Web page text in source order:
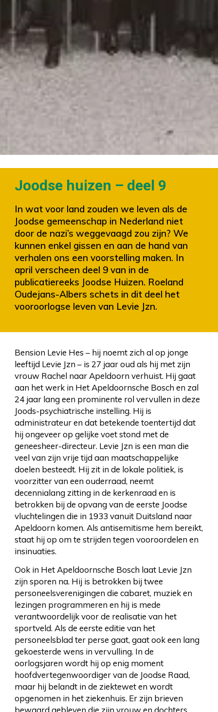
Joodse huizen – deel 9
In wat voor land zouden we leven als de
Joodse gemeenschap in Nederland niet
door de nazi’s weggevaagd zou zijn? We
kunnen enkel gissen en aan de hand van
verhalen ons een voorstelling maken. In
april verscheen deel 9 van in de
publicatiereeks Joodse Huizen. Roeland
Oudejans-Albers schets in dit deel het
vooroorlogse leven van Levie Jzn.
Bension Levie Hes – hij noemt zich al op jonge
leeftijd Levie Jzn – is 27 jaar oud als hij met zijn
vrouw Rachel naar Apeldoorn verhuist. Hij gaat
aan het werk in Het Apeldoornsche Bosch en zal
24 jaar lang een prominente rol vervullen in deze
Joods-psychiatrische instelling. Hij is
administrateur en dat betekende toentertijd dat
hij ongeveer op gelijke voet stond met de
geneesheer-directeur. Levie Jzn is een man die
veel van zijn vrije tijd aan maatschappelijke
doelen besteedt. Hij zit in de lokale politiek, is
voorzitter van een ouderraad, neemt
decennialang zitting in de kerkenraad en is
betrokken bij de opvang van de eerste Joodse
vluchtelingen die in 1933 vanuit Duitsland naar
Apeldoorn komen. Als antisemitisme hem bereikt,
staat hij op om te strijden tegen vooroordelen en
insinuaties.
Ook in Het Apeldoornsche Bosch laat Levie Jzn
zijn sporen na. Hij is betrokken bij twee
personeelsverenigingen die cabaret, muziek en
lezingen programmeren en hij is mede
verantwoordelijk voor de realisatie van het
sportveld. Als de eerste editie van het
personeelsblad ter perse gaat, gaat ook een lang
gekoesterde wens in vervulling. In de
oorlogsjaren wordt hij op enig moment
hoofdvertegenwoordiger van de Joodse Raad,
maar hij belandt in de ziektewet en wordt
opgenomen in het ziekenhuis. Er zijn brieven
bewaard gebleven die zijn vrouw en dochters